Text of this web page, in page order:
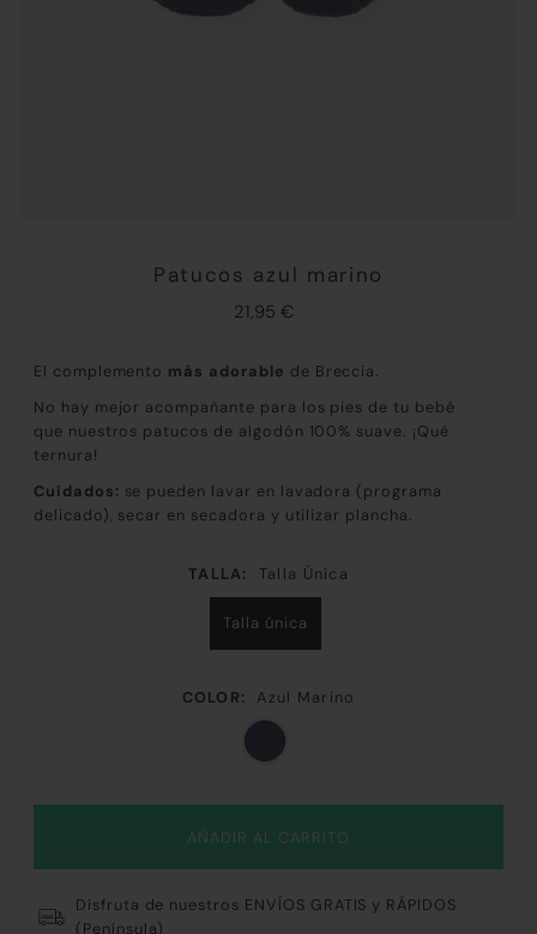
Patucos azul marino
21,95 €
El complemento más adorable de Breccia.
No hay mejor acompañante para los pies de tu bebé
que nuestros patucos de algodón 100% suave. ¡Qué
ternura!
Cuidados: se pueden lavar en lavadora (programa
delicado), secar en secadora y utilizar plancha.
TALLA: Talla Única
Talla única
COLOR: Azul Marino
Disfruta de nuestros ENVÍOS GRATIS y RÁPIDOS
(Península)